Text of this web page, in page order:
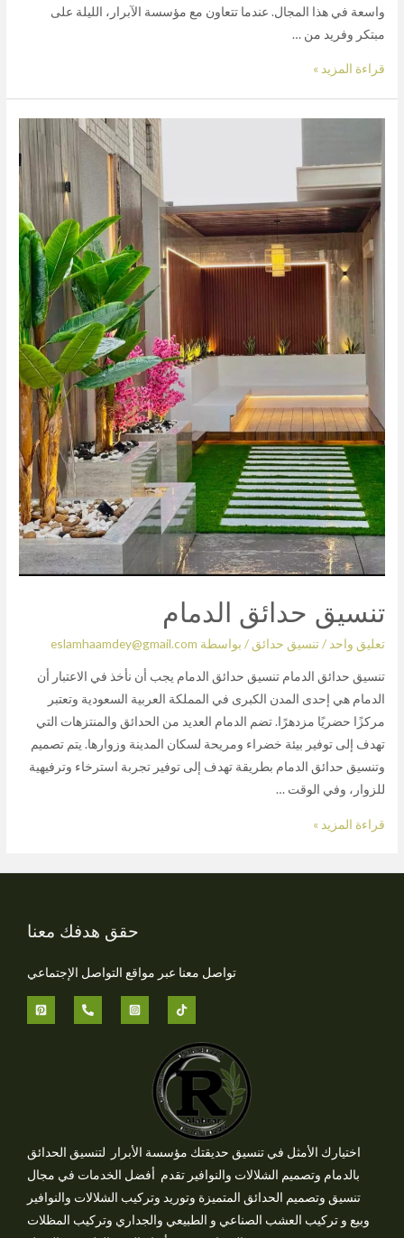
واسعة في هذا المجال. عندما تتعاون مع مؤسسة الآبرار، الليلة على
مبتكر وفريد ​​من …
قراءة المزيد »
تنسيق حدائق الدمام
تعليق واحد /تنسيق حدائق / بواسطة eslamhaamdey@gmail.com
تنسيق حدائق الدمام تنسيق حدائق الدمام يجب أن نأخذ في الاعتبار أن
الدمام هي إحدى المدن الكبرى في المملكة العربية السعودية وتعتبر
مركزًا حضريًا مزدهرًا. تضم الدمام العديد من الحدائق والمنتزهات التي
تهدف إلى توفير بيئة خضراء ومريحة لسكان المدينة وزوارها. يتم تصميم
وتنسيق حدائق الدمام بطريقة تهدف إلى توفير تجربة استرخاء وترفيهية
للزوار، وفي الوقت …
قراءة المزيد »
حقق هدفك معنا
تواصل معنا عبر مواقع التواصل الإجتماعي
اختيارك الأمثل في تنسيق حديقتك مؤسسة الأبرار لتنسيق الحدائق
بالدمام وتصميم الشلالات والنوافير تقدم أفضل الخدمات في مجال
تنسيق وتصميم الحدائق المتميزة وتوريد وتركيب الشلالات والنوافير
وبيع و تركيب العشب الصناعي و الطبيعي والجداري وتركيب المظلات